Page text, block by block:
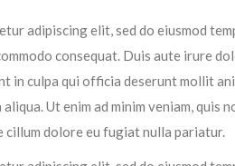
adipiscing elit, sed do eiusmod
consequat. Duis aute irure
in culpa qui officia deserunt mollit
Ut enim ad minim veniam,
dolore eu fugiat nulla pariatur.